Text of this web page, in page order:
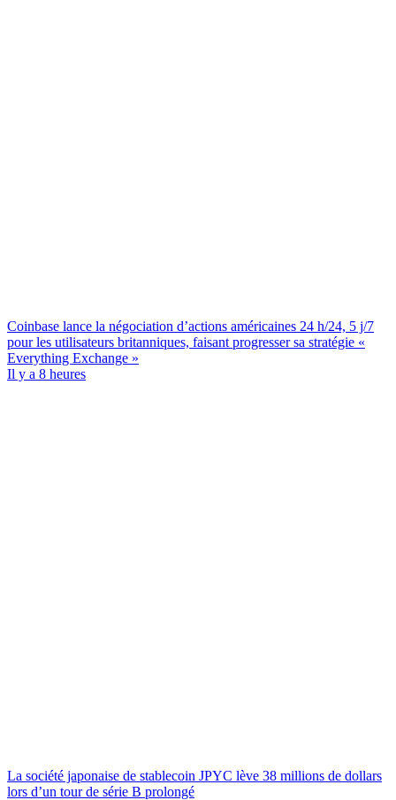
Coinbase lance la négociation d’actions américaines 24 h/24, 5 j/7
pour les utilisateurs britanniques, faisant progresser sa stratégie «
Everything Exchange »
Il y a 8 heures
La société japonaise de stablecoin JPYC lève 38 millions de dollars
lors d’un tour de série B prolongé